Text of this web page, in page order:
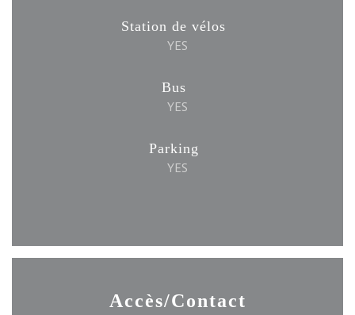
Station de vélos
YES
Bus
YES
Parking
YES
Accès/Contact